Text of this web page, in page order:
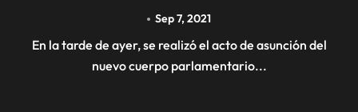
Sep 7, 2021
En la tarde de ayer, se realizó el acto de asunción del
nuevo cuerpo parlamentario...